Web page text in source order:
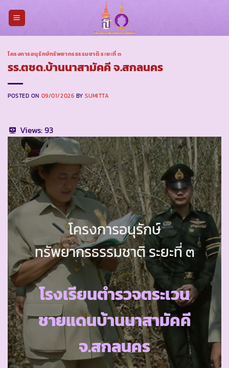
โครงการอนุรักษ์ทรัพยากรธรรมชาติ ระยะที่ ๓
รร.ตชด.บ้านนาสามัคคี จ.สกลนคร
POSTED ON 09/01/2026 BYSUMITTA
Views:93
โครงการอนุรักษ์
ทรัพยากรธรรมชาติ ระยะที่ ๓
โรงเรียนตำรวจตระเวน
ชายแดนบ้านนาสามัคคี
จ.สกลนคร